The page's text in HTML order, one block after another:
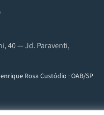
40 — Jd. Paraventi,
Rosa Custódio ·OAB/SP